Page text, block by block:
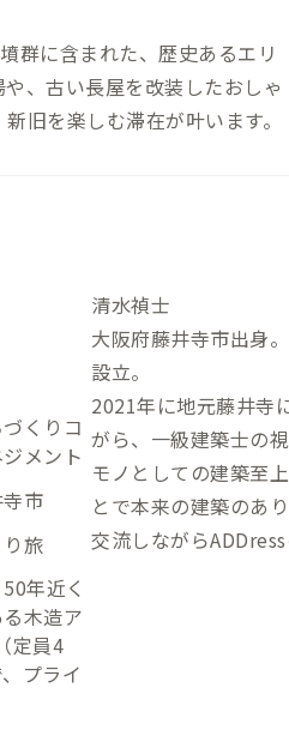
群に含まれた、歴史あるエリ
、古い長屋を改装したおしゃ
旧を楽しむ滞在が叶います。
くりコ
メント
市
旅
50年近く
木造ア
定員4
プライ
清水禎士
大阪府藤井寺市出身
設立。
2021年に地元藤井寺
がら、一級建築士の
モノとしての建築至
とで本来の建築のあ
交流しながら